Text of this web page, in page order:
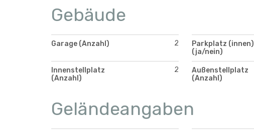
Gebäude
Garage (Anzahl) 2
Parkplatz (innen)
(ja/nein)
Innenstellplatz
(Anzahl)
2
Außenstellplatz
(Anzahl)
Geländeangaben